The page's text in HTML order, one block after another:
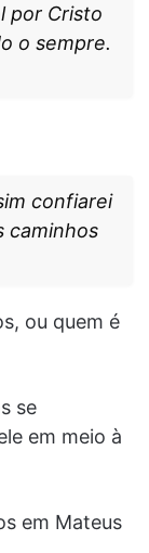
por Cristo
o sempre.
confiarei
caminhos
ou quem é
se
em meio à
em Mateus